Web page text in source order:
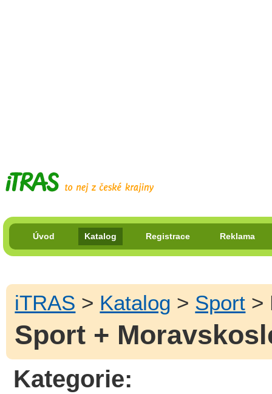
Úvod Katalog Registrace Reklama
iTRAS > Katalog > Sport >
Sport +
Kategorie: